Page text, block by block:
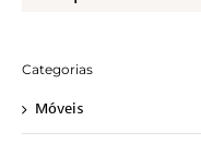
Categorias
Móveis